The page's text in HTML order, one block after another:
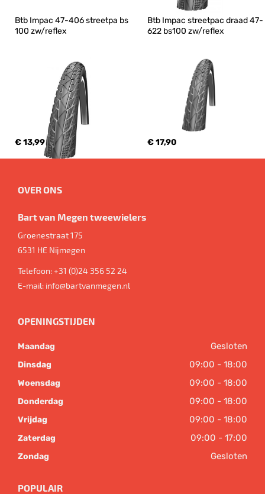
Btb Impac 47-406 streetpa bs
100 zw/reflex
€ 13,99
Btb Impac streetpac draad 47-
622 bs100 zw/reflex
€ 17,90
OVER ONS
Bart van Megen tweewielers
Groenestraat 175
6531 HE Nijmegen
Telefoon:+31 (0)24 356 52 24
E-mail: info@bartvanmegen.nl
OPENINGSTIJDEN
Maandag Gesloten
Dinsdag 09:00 - 18:00
Woensdag 09:00 - 18:00
Donderdag 09:00 - 18:00
Vrijdag 09:00 - 18:00
Zaterdag 09:00 - 17:00
Zondag Gesloten
POPULAIR